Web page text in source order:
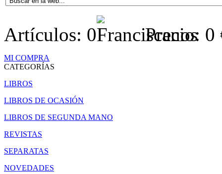
Artículos: 0 Precio: 0
MI COMPRA
CATEGORÍAS
LIBROS
LIBROS DE OCASIÓN
LIBROS DE SEGUNDA MANO
REVISTAS
SEPARATAS
NOVEDADES